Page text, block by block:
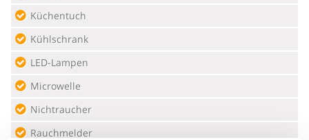
Küchentuch
Kühlschrank
LED-Lampen
Microwelle
Nichtraucher
Rauchmelder